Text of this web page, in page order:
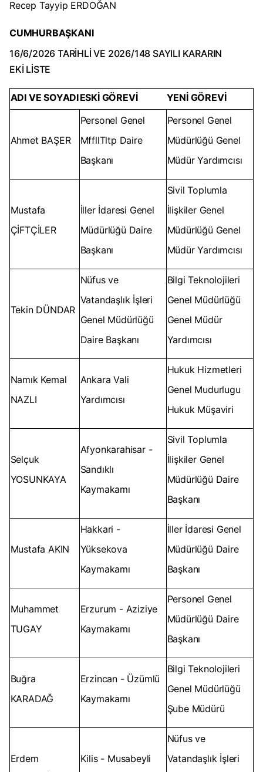
Recep Tayyip ERDOĞAN
CUMHURBAŞKANI
16/6/2026 TARİHLİ VE 2026/148 SAYILI KARARIN
EKİ LİSTE
ADI VE SOYADIESKİ GÖREVİ YENİ GÖREVİ
Ahmet BAŞER
Personel Genel
MffllTltp Daire
Başkanı
Personel Genel
Müdürlüğü Genel
Müdür Yardımcısı
Mustafa
ÇİFTÇİLER
İller İdaresi Genel
Müdürlüğü Daire
Başkanı
Sivil Toplumla
İlişkiler Genel
Müdürlüğü Genel
Müdür Yardımcısı
Tekin DÜNDAR
Nüfus ve
Vatandaşlık İşleri
Genel Müdürlüğü
Daire Başkanı
Bilgi Teknolojileri
Genel Müdürlüğü
Genel Müdür
Yardımcısı
Namık Kemal
NAZLI
Ankara Vali
Yardımcısı
Hukuk Hizmetleri
Genel Mudurlugu
Hukuk Müşaviri
Selçuk
YOSUNKAYA
Afyonkarahisar -
Sandıklı
Kaymakamı
Sivil Toplumla
İlişkiler Genel
Müdürlüğü Daire
Başkanı
Mustafa AKIN
Hakkari -
Yüksekova
Kaymakamı
İller İdaresi Genel
Müdürlüğü Daire
Başkanı
Muhammet
TUGAY
Erzurum - Aziziye
Kaymakamı
Personel Genel
Müdürlüğü Daire
Başkanı
Buğra
KARADAĞ
Erzincan - Üzümlü
Kaymakamı
Bilgi Teknolojileri
Genel Müdürlüğü
Şube Müdürü
Erdem
Kilis - Musabeyli
Nüfus ve
Vatandaşlık İşleri